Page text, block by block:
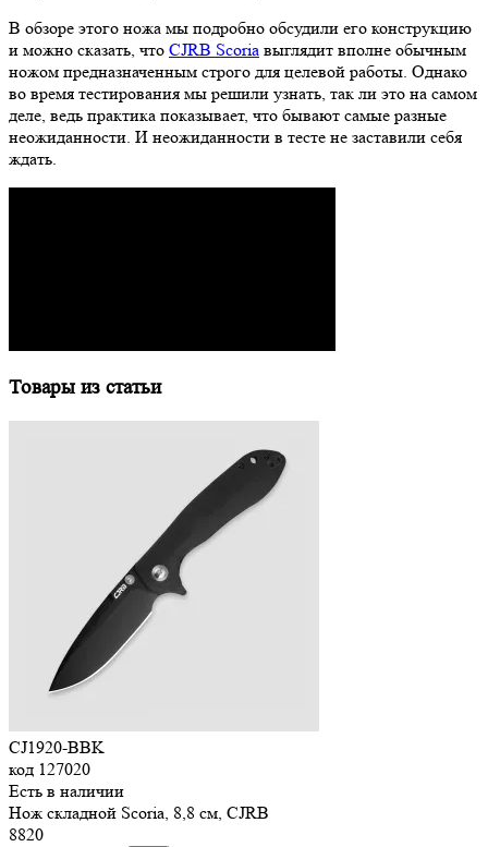
В обзоре этого ножа мы подробно обсудили его конструкцию
и можно сказать, что CJRB Scoria выглядит вполне обычным
ножом предназначенным строго для целевой работы. Однако
во время тестирования мы решили узнать, так ли это на самом
деле, ведь практика показывает, что бывают самые разные
неожиданности. И неожиданности в тесте не заставили себя
ждать.
Товары из статьи
CJ1920-BBK
код 127020
Есть в наличии
Нож складной Scoria, 8,8 см, CJRB
8820